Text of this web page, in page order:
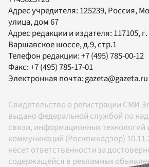
Адрес учредителя: 125239, Россия,
улица, дом 67
Адрес редакции и издателя: 117105, г.
Варшавское шоссе, д.9, стр.1
Телефон редакции:+7 (495) 785-00-12
Факс:+7 (495) 785-17-01
Электронная почта:gazeta@gazeta.ru
Свидетельство о регистрации СМИ
выдано федеральной службой по
связи, информационных технологий
коммуникаций (Роскомнадзор)
несет ответственности за
содержащейся в рекламных